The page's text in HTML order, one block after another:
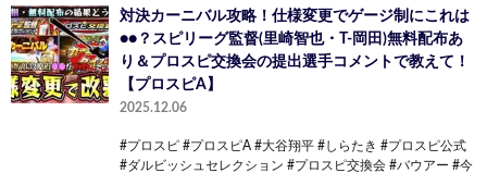
対決カーニバル攻略！仕様変更でゲージ制にこれは
●●？スピリーグ監督(里崎智也・T-岡田)無料配布あ
り＆プロスピ交換会の提出選手コメントで教えて！
【プロスピA】
2025.12.06
#プロスピ #プロスピA #大谷翔平 #しらたき #プロスピ公式
#ダルビッシュセレクション #プロスピ交換会 #バウアー #今